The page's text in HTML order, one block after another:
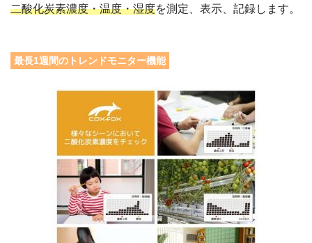
二酸化炭素濃度・温度・湿度を測定、表示、記録します。
最長1週間のトレンドモニター機能